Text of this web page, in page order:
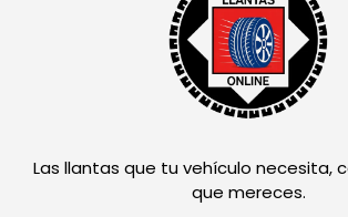
Las llantas que tu vehículo necesita,
que mereces.